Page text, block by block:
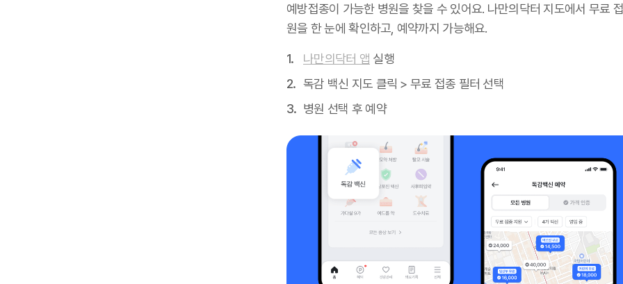
예방접종이 가능한 병원을 찾을 수 있어요. 나만의닥터 지도에서 무료
원을 한 눈에 확인하고, 예약까지 가능해요.
나만의닥터 앱 실행
독감 백신 지도 클릭 > 무료 접종 필터 선택
병원 선택 후 예약